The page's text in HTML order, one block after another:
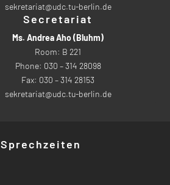
sekretariat@udc.tu-berlin.de
Secretariat
Ms. Andrea Aho (Bluhm)
Room: B 221
Phone: 030 – 314 28098
Fax: 030 – 314 28153
sekretariat@udc.tu-berlin.de
Sprechzeiten